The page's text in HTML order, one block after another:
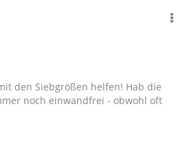
den Siebgrößen helfen! Hab die
noch einwandfrei - obwohl oft